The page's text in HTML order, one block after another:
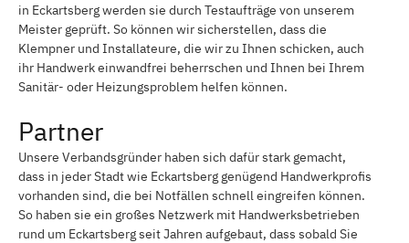
in Eckartsberg werden sie durch Testaufträge von unserem
Meister geprüft. So können wir sicherstellen, dass die
Klempner und Installateure, die wir zu Ihnen schicken, auch
ihr Handwerk einwandfrei beherrschen und Ihnen bei Ihrem
Sanitär- oder Heizungsproblem helfen können.
Partner
Unsere Verbandsgründer haben sich dafür stark gemacht,
dass in jeder Stadt wie Eckartsberg genügend Handwerkprofis
vorhanden sind, die bei Notfällen schnell eingreifen können.
So haben sie ein großes Netzwerk mit Handwerksbetrieben
rund um Eckartsberg seit Jahren aufgebaut, dass sobald Sie